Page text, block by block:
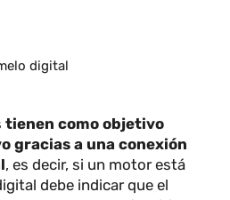
virtual (VR) y realidad